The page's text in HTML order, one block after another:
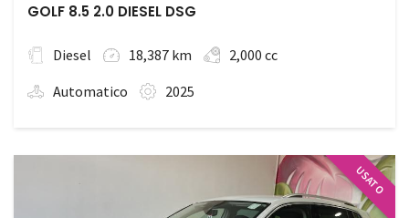
GOLF 8.5 2.0 DIESEL DSG
Diesel 18,387 km
2,000 cc
Automatico
2025
USATO